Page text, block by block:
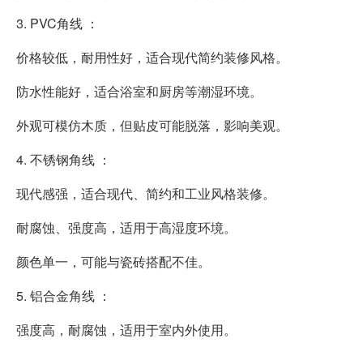
3. PVC角线 ：
价格较低，耐用性好，适合现代简约装修风格。
防水性能好，适合浴室和厨房等潮湿环境。
外观可模仿木质，但贴皮可能脱落，影响美观。
4. 不锈钢角线 ：
现代感强，适合现代、简约和工业风格装修。
耐腐蚀、强度高，适用于高湿度环境。
颜色单一，可能与瓷砖搭配不佳。
5. 铝合金角线 ：
强度高，耐腐蚀，适用于室内外使用。